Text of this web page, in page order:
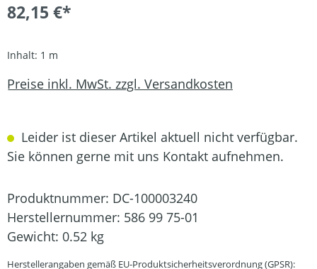
82,15 €*
Inhalt: 1 m
Preise inkl. MwSt. zzgl. Versandkosten
Leider ist dieser Artikel aktuell nicht verfügbar.
Sie können gerne mit uns Kontakt aufnehmen.
Produktnummer: DC-100003240
Herstellernummer: 586 99 75-01
Gewicht: 0.52 kg
Herstellerangaben gemäß EU-Produktsicherheitsverordnung (GPSR):